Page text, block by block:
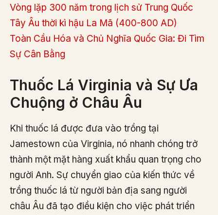
Vòng lặp 300 năm trong lịch sử Trung Quốc
Tây Âu thời kì hậu La Mã (400-800 AD)
Toàn Cầu Hóa và Chủ Nghĩa Quốc Gia: Đi Tìm
Sự Cân Bằng
Thuốc Lá Virginia và Sự Ưa
Chuộng ở Châu Âu
Khi thuốc lá được đưa vào trồng tại
Jamestown của Virginia, nó nhanh chóng trở
thành một mặt hàng xuất khẩu quan trọng cho
người Anh. Sự chuyển giao của kiến thức về
trồng thuốc lá từ người bản địa sang người
châu Âu đã tạo điều kiện cho việc phát triển